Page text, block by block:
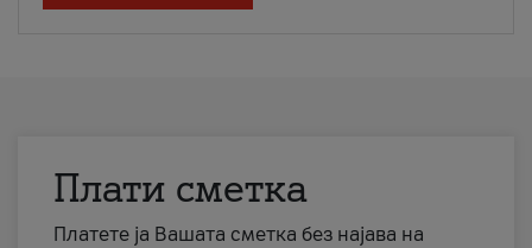
Плати сметка
Платете ја Вашата сметка без најава на